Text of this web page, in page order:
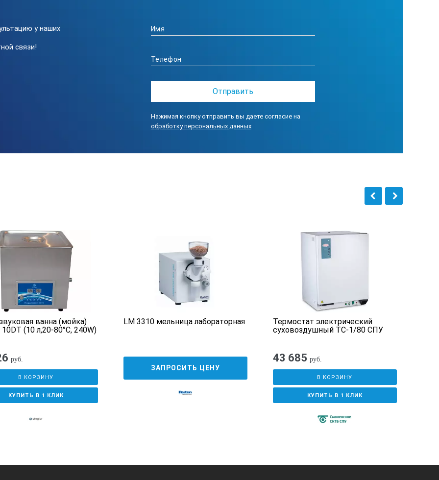
5,6
215х190х370
2 шт.
у наших
связи!
Нажимая кнопку отправить вы даете согласие на
обработку персональных данных
ванна (мойка)
(10 л,20-80°C, 240W)
руб.
В КОРЗИНУ
КУПИТЬ В 1 КЛИК
LM 3310 мельница лабораторная
ЗАПРОСИТЬ ЦЕНУ
Термостат электрический
суховоздушный ТС-1/80 СПУ
43 685 руб.
В КОРЗИНУ
КУПИТЬ В 1 КЛИК